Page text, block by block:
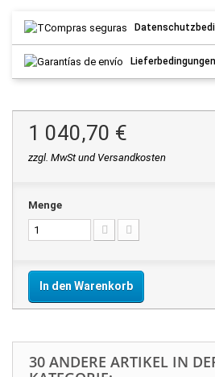
Lieferbedingungen
1 040,70 €
zzgl. MwSt und Versandkosten
Menge
In den Warenkorb
30 ANDERE ARTIKEL IN